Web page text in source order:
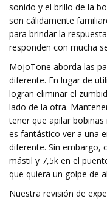
sonido y el brillo de la
son cálidamente
para brindar la
responden con mucha
MojoTone aborda las
diferente. En lugar de
logran eliminar el
lado de la otra.
tener que apilar
es fantástico ver a una
diferente. Sin embargo,
mástil y 7,5k en el
que quiera un golpe de
Nuestra revisión de